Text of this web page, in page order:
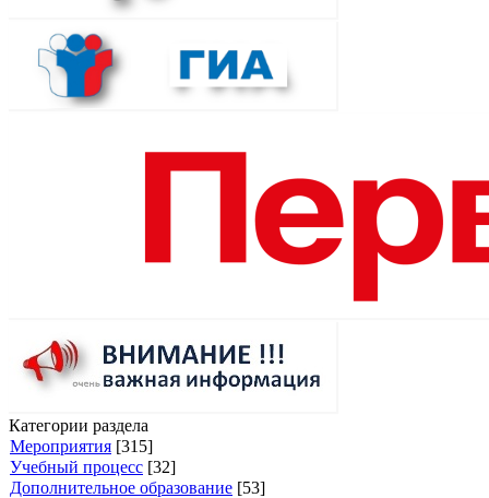
Категории раздела
Мероприятия [315]
Учебный процесс [32]
Дополнительное образование [53]